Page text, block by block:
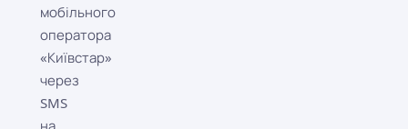
мобільного
оператора
«Київстар»
через
SMS